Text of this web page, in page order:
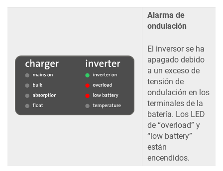
Alarma de
ondulación
El inversor se ha
apagado debido
a un exceso de
tensión de
ondulación en los
terminales de la
batería. Los LED
de “overload” y
“low battery”
están
encendidos.